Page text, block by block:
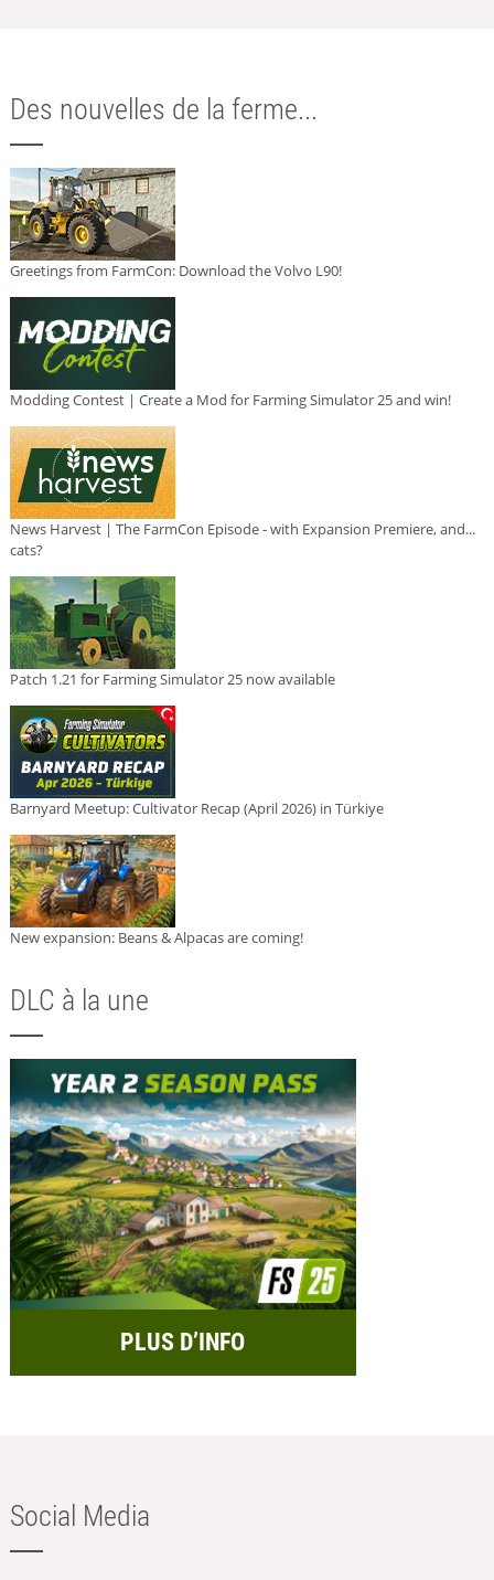
Des nouvelles de la ferme...
Greetings from FarmCon: Download the Volvo L90!
Modding Contest | Create a Mod for Farming Simulator 25 and win!
News Harvest | The FarmCon Episode - with Expansion Premiere, and...
cats?
Patch 1.21 for Farming Simulator 25 now available
Barnyard Meetup: Cultivator Recap (April 2026) in Türkiye
New expansion: Beans & Alpacas are coming!
DLC à la une
PLUS D’INFO
Social Media